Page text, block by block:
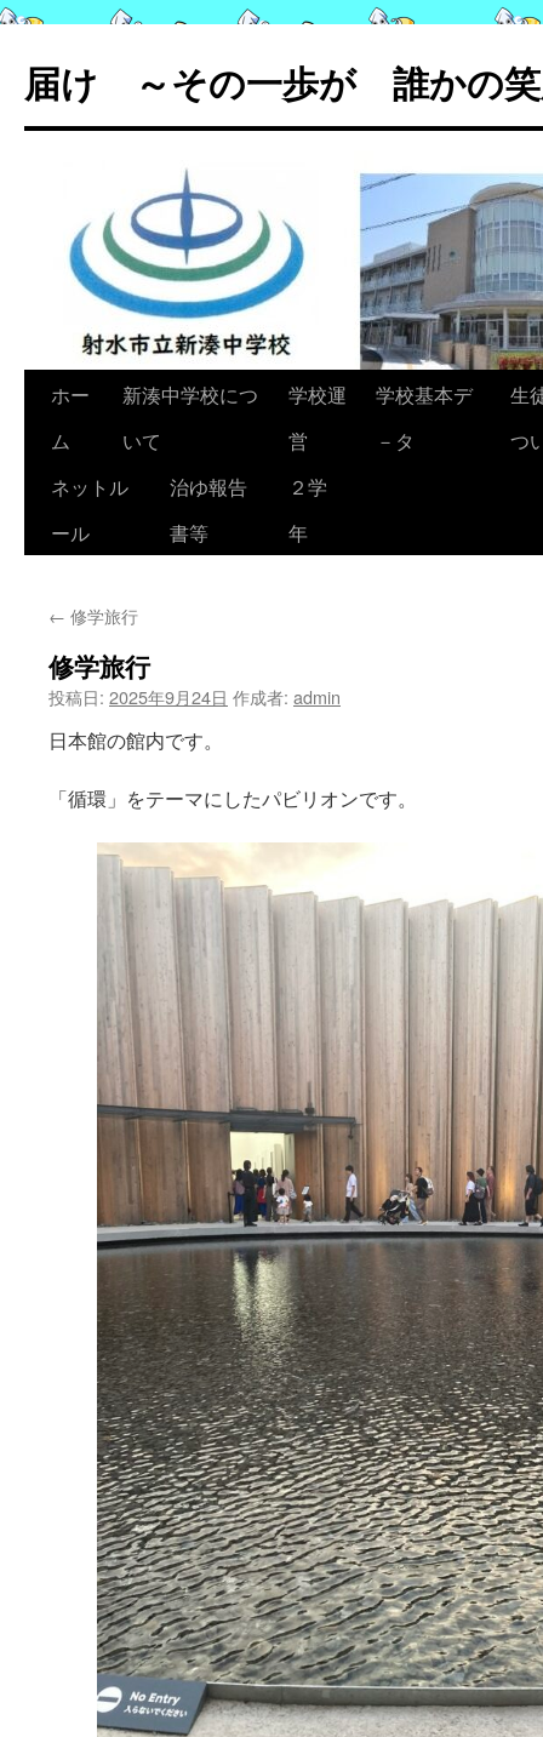
テ
ン
届け ～その一歩が 誰かの笑
ホー
ム
新湊中学校につ
いて
学校運
営
学校基本デ
－タ
生
つ
ネットル
ール
治ゆ報告
書等
２学
年
← 修学旅行
修学旅行
投稿日: 2025年9月24日 作成者: admin
日本館の館内です。
「循環」をテーマにしたパビリオンです。